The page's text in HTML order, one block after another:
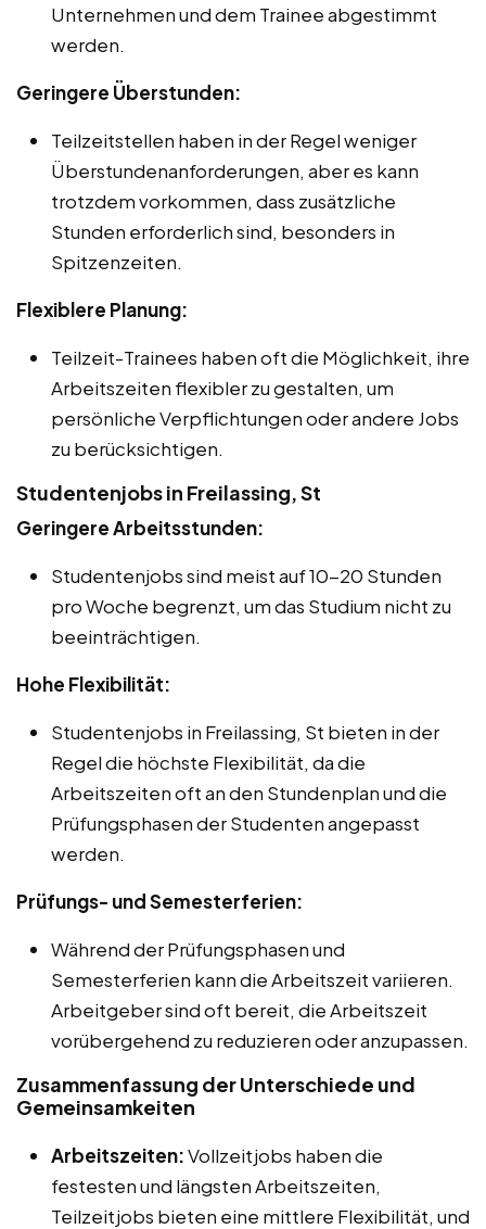
Unternehmen und dem Trainee abgestimmt
werden.
Geringere Überstunden:
Teilzeitstellen haben in der Regel weniger
Überstundenanforderungen, aber es kann
trotzdem vorkommen, dass zusätzliche
Stunden erforderlich sind, besonders in
Spitzenzeiten.
Flexiblere Planung:
Teilzeit-Trainees haben oft die Möglichkeit, ihre
Arbeitszeiten flexibler zu gestalten, um
persönliche Verpflichtungen oder andere Jobs
zu berücksichtigen.
Studentenjobs in Freilassing, St
Geringere Arbeitsstunden:
Studentenjobs sind meist auf 10-20 Stunden
pro Woche begrenzt, um das Studium nicht zu
beeinträchtigen.
Hohe Flexibilität:
Studentenjobs in Freilassing, St bieten in der
Regel die höchste Flexibilität, da die
Arbeitszeiten oft an den Stundenplan und die
Prüfungsphasen der Studenten angepasst
werden.
Prüfungs- und Semesterferien:
Während der Prüfungsphasen und
Semesterferien kann die Arbeitszeit variieren.
Arbeitgeber sind oft bereit, die Arbeitszeit
vorübergehend zu reduzieren oder anzupassen.
Zusammenfassung der Unterschiede und
Gemeinsamkeiten
Arbeitszeiten:Vollzeitjobs haben die
festesten und längsten Arbeitszeiten,
Teilzeitjobs bieten eine mittlere Flexibilität, und